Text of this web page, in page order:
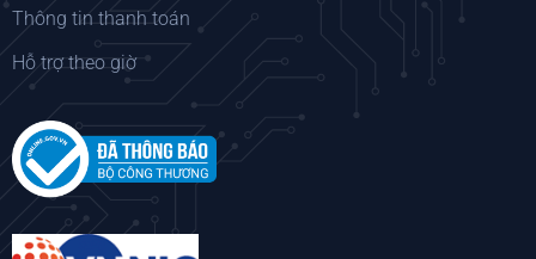
Thông tin thanh toán
Hỗ trợ theo giờ